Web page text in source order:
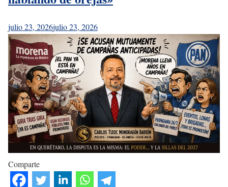
julio 23, 2026julio 23, 2026
Comparte